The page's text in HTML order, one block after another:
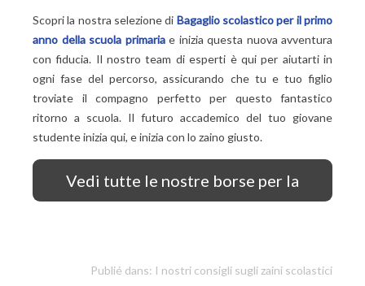
Scopri la nostra selezione di Bagaglio scolastico per il primo
anno della scuola primariae inizia questa nuova avventura
con fiducia. Il nostro team di esperti è qui per aiutarti in
ogni fase del percorso, assicurando che tu e tuo figlio
troviate il compagno perfetto per questo fantastico
ritorno a scuola. Il futuro accademico del tuo giovane
studente inizia qui, e inizia con lo zaino giusto.
Vedi tutte le nostre borse per la
Publié dans: I nostri consigli sugli zaini scolastici